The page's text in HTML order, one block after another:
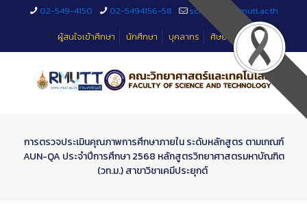
02-549-4150 02-5494156-58
sciteched@rmutt.ac.th
ผู้สนใจเข้าศึกษา
นักศึกษา บุคลากร ศิษย์เก่า
การตรวจประเมินคุณภาพการศึกษาภายใน ระดับหลักสูตร ตามเกณฑ์
AUN-QA ประจำปีการศึกษา 2568 หลักสูตรวิทยาศาสตรมหาบัณฑิต
(วท.ม.) สาขาวิชาเคมีประยุกต์